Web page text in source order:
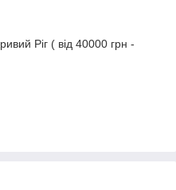
Ріг ( від 40000 грн -